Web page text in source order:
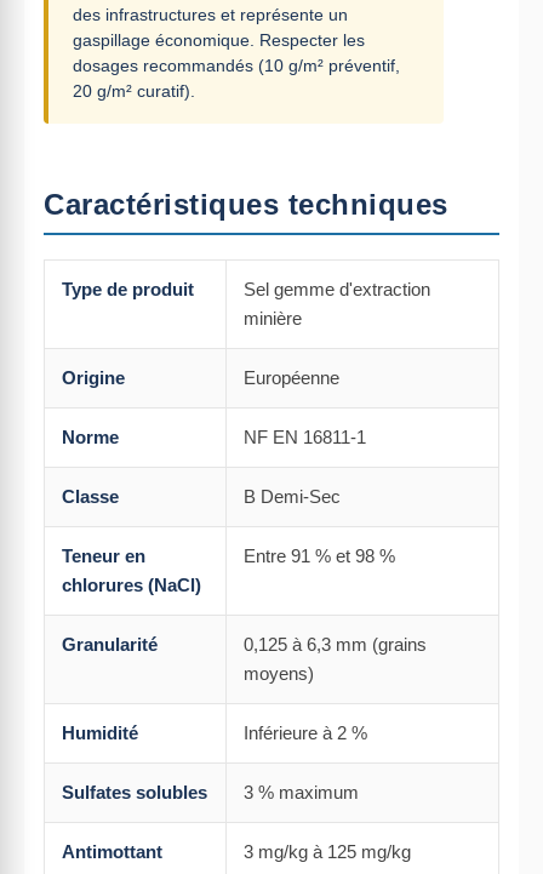
des infrastructures et représente un
gaspillage économique. Respecter les
dosages recommandés (10 g/m² préventif,
20 g/m² curatif).
Caractéristiques techniques
Type de produit
Sel gemme d'extraction
minière
Origine Européenne
Norme NF EN 16811-1
Classe B Demi-Sec
Teneur en
chlorures (NaCl)
Entre 91 % et 98 %
Granularité
0,125 à 6,3 mm (grains
moyens)
Humidité Inférieure à 2 %
Sulfates solubles 3 % maximum
Antimottant 3 mg/kg à 125 mg/kg